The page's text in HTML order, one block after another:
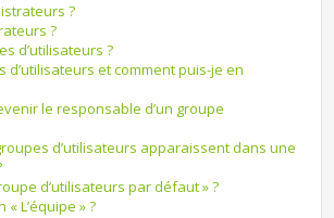
?
?
d’utilisateurs ?
d’utilisateurs et comment puis-je en
le responsable d’un groupe
d’utilisateurs apparaissent dans une
d’utilisateurs par défaut » ?
« L’équipe » ?